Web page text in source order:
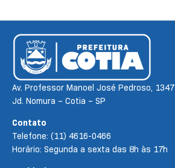
Av. Professor Manoel José Pedroso, 1347
Jd. Nomura – Cotia – SP
Contato
Telefone: (11) 4616-0466
Horário: Segunda a sexta das 8h às 17h